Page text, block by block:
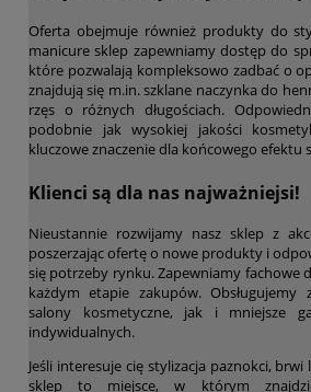
Oferta obejmuje również produkty do
manicure sklep zapewniamy dostęp do
które pozwalają kompleksowo zadbać o
znajdują się m.in. szklane naczynka do
rzęs o różnych długościach.
podobnie jak wysokiej jakości
kluczowe znaczenie dla końcowego efektu
Klienci są dla nas najważniejsi!
Nieustannie rozwijamy nasz sklep z
poszerzając ofertę o nowe produkty i
się potrzeby rynku. Zapewniamy fachowe
każdym etapie zakupów. Obsługujemy
salony kosmetyczne, jak i mniejsze
indywidualnych.
Jeśli interesuje cię stylizacja paznokci,
sklep to miejsce, w którym